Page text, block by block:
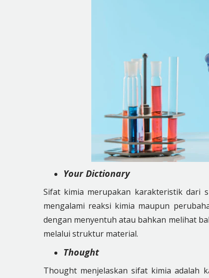
Your Dictionary
Sifat kimia merupakan karakteristik dari
mengalami reaksi kimia maupun
dengan menyentuh atau bahkan melihat
melalui struktur material.
Thought
Thought menjelaskan sifat kimia adalah